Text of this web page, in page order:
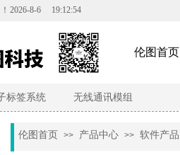
！ 2026-8-6 19:12:54
伦图首页
标签系统 无线通讯模组
伦图首页 >> 产品中心 >> 软件产品